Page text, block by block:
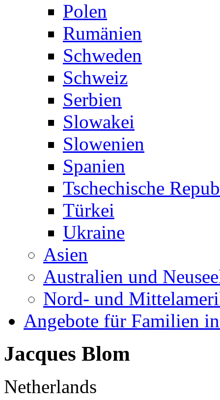
Polen
Rumänien
Schweden
Schweiz
Serbien
Slowakei
Slowenien
Spanien
Tschechische
Türkei
Ukraine
Asien
Australien und
Nord- und
Angebote für Familien
Jacques Blom
Netherlands